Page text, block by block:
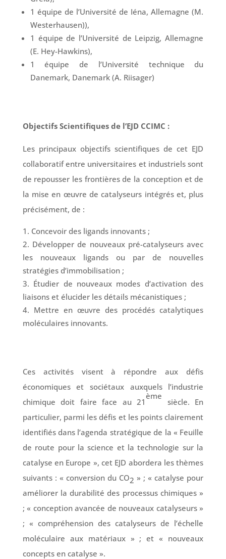
1 équipe de l’Université de Iéna, Allemagne (M.
Westerhausen)),
1 équipe de l’Université de Leipzig, Allemagne
(E. Hey-Hawkins),
1 équipe de l’Université technique du
Danemark, Danemark (A. Riisager)
Objectifs Scientifiques de l’EJD CCIMC :
Les principaux objectifs scientifiques de cet EJD
collaboratif entre universitaires et industriels sont
de repousser les frontières de la conception et de
la mise en œuvre de catalyseurs intégrés et, plus
précisément, de :
Concevoir des ligands innovants ;
Développer de nouveaux pré-catalyseurs avec
les nouveaux ligands ou par de nouvelles
stratégies d’immobilisation ;
Étudier de nouveaux modes d’activation des
liaisons et élucider les détails mécanistiques ;
Mettre en œuvre des procédés catalytiques
moléculaires innovants.
Ces activités visent à répondre aux défis
économiques et sociétaux auxquels l’industrie
chimique doit faire face au 21
ème
siècle. En
particulier, parmi les défis et les points clairement
identifiés dans l’agenda stratégique de la « Feuille
de route pour la science et la technologie sur la
catalyse en Europe », cet EJD abordera les thèmes
suivants : « conversion du CO2 » ; « catalyse pour
améliorer la durabilité des processus chimiques »
; « conception avancée de nouveaux catalyseurs »
; « compréhension des catalyseurs de l’échelle
moléculaire aux matériaux » ; et « nouveaux
concepts en catalyse ».